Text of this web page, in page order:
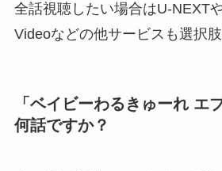
全話視聴したい場合はU-NEXT
Videoなどの他サービスも選択肢
「ベイビーわるきゅーれ エ
何話ですか？